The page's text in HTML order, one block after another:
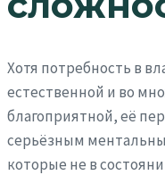
Хотя потребность в
естественной и во
благоприятной, её
серьёзным
которые не в